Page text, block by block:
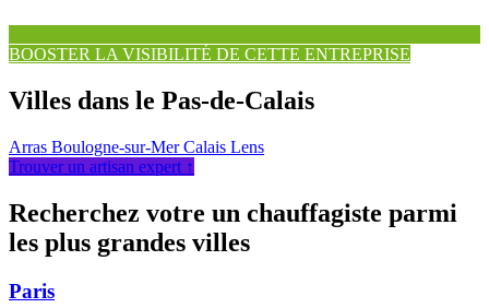
BOOSTER LA VISIBILITÉ DE CETTE ENTREPRISE
Villes dans le Pas-de-Calais
Arras Boulogne-sur-MerCalais Lens
Trouver un artisan expert ↑
Recherchez votre un chauffagiste parmi
les plus grandes villes
Paris